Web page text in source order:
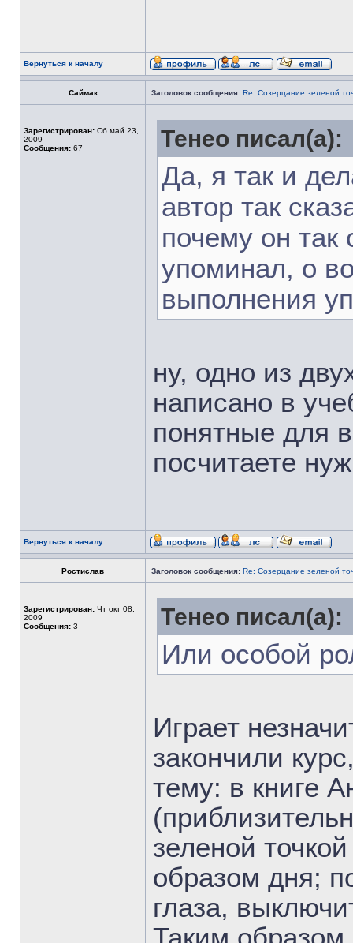
Вернуться к началу
Саймак Заголовок сообщения: Re: Созерцание зеленой
Зарегистрирован: Сб май 23,
2009
Сообщения: 67 Тенео писал(а):
Да, я так и
автор так
почему он так
упоминал, о
выполнения
ну, одно из
написано в
понятные для
посчитаете
Вернуться к началу
Ростислав Заголовок сообщения: Re: Созерцание зеленой
Зарегистрирован: Чт окт 08,
2009
Сообщения: 3 Тенео писал(а):
Или особой
Играет
закончили
тему: в книге
зеленой
образом дня;
глаза,